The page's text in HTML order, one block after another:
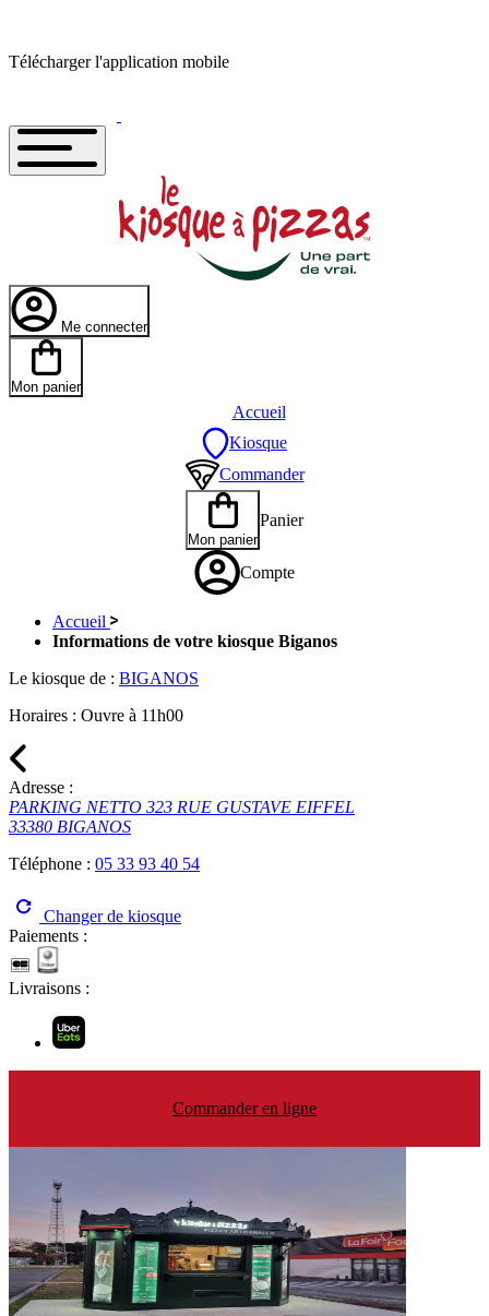
Télécharger l'application mobile
Me connecter
Mon panier
Accueil
Kiosque
Commander
Mon panier
Panier
Compte
Accueil
Informations de votre kiosque Biganos
Le kiosque de : BIGANOS
Horaires : Ouvre à 11h00
Adresse :
PARKING NETTO 323 RUE GUSTAVE EIFFEL
33380 BIGANOS
Téléphone : 05 33 93 40 54
Changer de kiosque
Paiements :
Livraisons :
Commander en ligne